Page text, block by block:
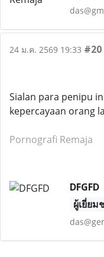
24 ม.ค. 2569 19:33 #20
Sialan para penipu
kepercayaan orang
Pornografi Remaja
DFGFD
ผู้เยี่ยม